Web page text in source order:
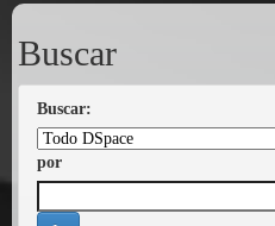
Buscar
Buscar:
por